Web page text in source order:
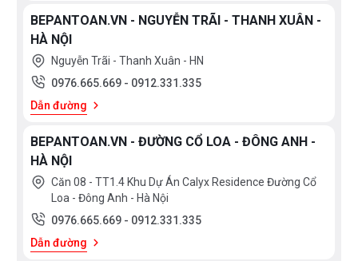
BEPANTOAN.VN - NGUYỄN TRÃI - THANH XUÂN -
HÀ NỘI
Nguyễn Trãi - Thanh Xuân - HN
0976.665.669 - 0912.331.335
Dẫn đường
BEPANTOAN.VN - ĐƯỜNG CỔ LOA - ĐÔNG ANH -
HÀ NỘI
Căn 08 - TT1.4 Khu Dự Án Calyx Residence Đường Cổ
Loa - Đông Anh - Hà Nội
0976.665.669 - 0912.331.335
Dẫn đường